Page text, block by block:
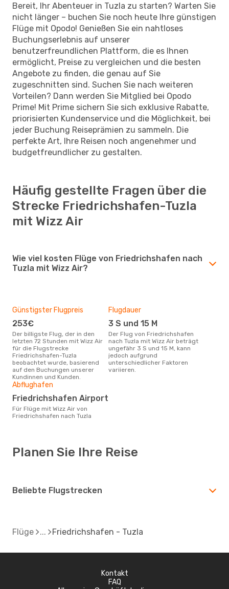
Bereit, Ihr Abenteuer in Tuzla zu starten? Warten Sie
nicht länger – buchen Sie noch heute Ihre günstigen
Flüge mit Opodo! Genießen Sie ein nahtloses
Buchungserlebnis auf unserer
benutzerfreundlichen Plattform, die es Ihnen
ermöglicht, Preise zu vergleichen und die besten
Angebote zu finden, die genau auf Sie
zugeschnitten sind. Suchen Sie nach weiteren
Vorteilen? Dann werden Sie Mitglied bei Opodo
Prime! Mit Prime sichern Sie sich exklusive Rabatte,
priorisierten Kundenservice und die Möglichkeit, bei
jeder Buchung Reiseprämien zu sammeln. Die
perfekte Art, Ihre Reisen noch angenehmer und
budgetfreundlicher zu gestalten.
Häufig gestellte Fragen über die
Strecke Friedrichshafen-Tuzla
mit Wizz Air
Wie viel kosten Flüge von Friedrichshafen nach
Tuzla mit Wizz Air?
Günstigster Flugpreis
253€
Der billigste Flug, der in den
letzten 72 Stunden mit Wizz Air
für die Flugstrecke
Friedrichshafen-Tuzla
beobachtet wurde, basierend
auf den Buchungen unserer
Kundinnen und Kunden.
Flugdauer
3 S und 15 M
Der Flug von Friedrichshafen
nach Tuzla mit Wizz Air beträgt
ungefähr 3 S und 15 M, kann
jedoch aufgrund
unterschiedlicher Faktoren
variieren.
Abflughafen
Friedrichshafen Airport
Für Flüge mit Wizz Air von
Friedrichshafen nach Tuzla
Planen Sie Ihre Reise
Beliebte Flugstrecken
Flüge Friedrichshafen - Tuzla
Kontakt
FAQ